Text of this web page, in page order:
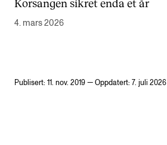
Korsangen sikret enda et år
4. mars 2026
Publisert: 11. nov. 2019 — Oppdatert: 7. juli 2026